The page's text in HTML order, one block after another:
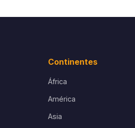
Continentes
África
América
Asia